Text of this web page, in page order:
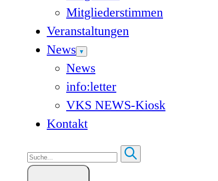
Mitgliederstimmen
Veranstaltungen
News
News
info:letter
VKS NEWS-Kiosk
Kontakt
Suchen